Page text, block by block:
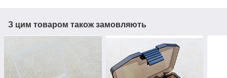
З цим товаром також замовляють